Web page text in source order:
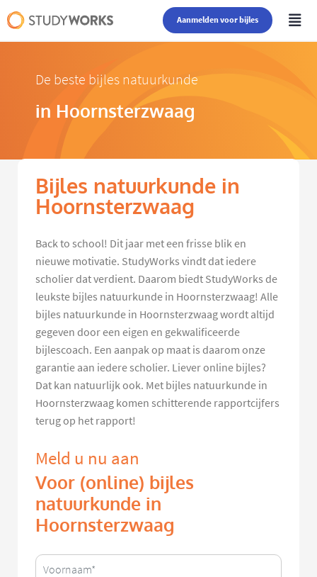
Aanmelden voor bijles
De beste bijles natuurkunde
in Hoornsterzwaag
Bijles natuurkunde in
Hoornsterzwaag
Back to school! Dit jaar met een frisse blik en
nieuwe motivatie. StudyWorks vindt dat iedere
scholier dat verdient. Daarom biedt StudyWorks de
leukste bijles natuurkunde in Hoornsterzwaag! Alle
bijles natuurkunde in Hoornsterzwaag wordt altijd
gegeven door een eigen en gekwalificeerde
bijlescoach. Een aanpak op maat is daarom onze
garantie aan iedere scholier. Liever online bijles?
Dat kan natuurlijk ook. Met bijles natuurkunde in
Hoornsterzwaag komen schitterende rapportcijfers
terug op het rapport!
Meld u nu aan
Voor (online) bijles
natuurkunde in
Hoornsterzwaag